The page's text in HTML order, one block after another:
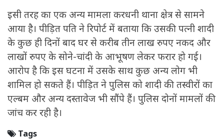
इसी तरह का एक अन्य मामला करधनी थाना क्षेत्र से सामने
आया है। पीड़ित पति ने रिपोर्ट में बताया कि उसकी पत्नी शादी
के कुछ ही दिनों बाद घर से करीब तीन लाख रुपए नकद और
लाखों रुपए के सोने-चांदी के आभूषण लेकर फरार हो गई।
आरोप है कि इस घटना में उसके साथ कुछ अन्य लोग भी
शामिल हो सकते हैं। पीड़ित ने पुलिस को शादी की तस्वीरों का
एल्बम और अन्य दस्तावेज भी सौंपे हैं। पुलिस दोनों मामलों की
जांच कर रही है।
Tags